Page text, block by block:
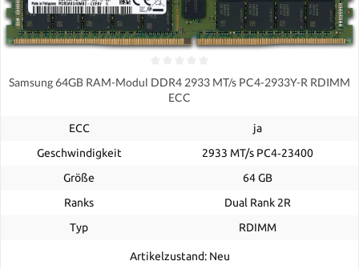
Samsung 64GB RAM-Modul DDR4 2933 MT/s PC4-2933Y-R RDIMM
ECC
ECC
ja
Geschwindigkeit
2933 MT/s PC4‑23400
Größe
64 GB
Ranks
Dual Rank 2R
Typ
RDIMM
Artikelzustand: Neu